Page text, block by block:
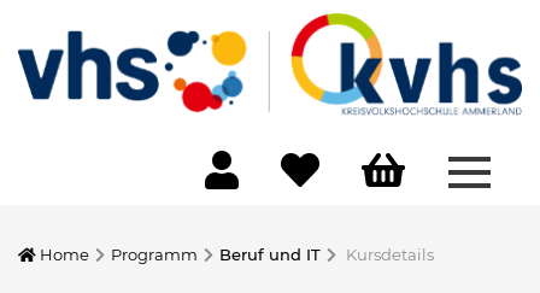
Home Programm Beruf und IT Kursdetails